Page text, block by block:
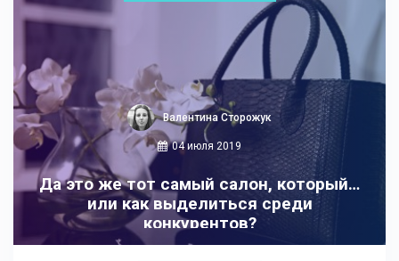
Валентина Сторожук
04 июля 2019
Да это же тот самый салон, который…
или как выделиться среди
конкурентов?